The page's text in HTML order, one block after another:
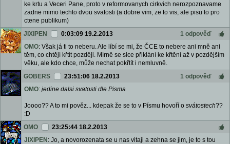
ke krtu a Veceri Pane, proto v reformovanych cirkvich nerozpoznavame
zadne mimo techto dvou svatosti (a dobre vim, ze to vis, ale pisu to pro
ctene publikum)
JIXIPEN
0:03:09 19.2.2013
1 odpověď
OMO: Však já ti to neberu. Ale líbí se mi, že ČCE to nebere ani mně ani
těm, co chtějí křtít později. Mírně se sice přiklání ke křtění až v pozdějším
věku, ale kdo chce, může nechat pokřtít i nemluvně.
GOBERS
23:51:06 18.2.2013
1 odpověď
OMO: jedine dalsi svatosti dle Pisma
Joooo?? A to mi pověz... kdepak že se to v Písmu hovoří o svátostech??
:D
OMO
23:25:44 18.2.2013
JIXIPEN : Jo, a novorozenata se u nas vitaji a zehna se jim, je to s tou